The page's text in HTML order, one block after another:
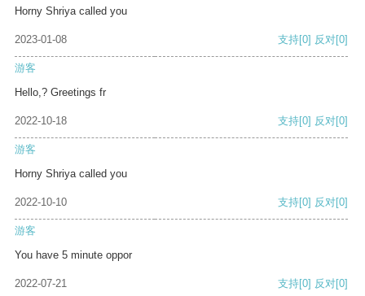
Horny Shriya called you
2023-01-08 支持[0] 反对[0]
游客
Hello,? Greetings fr
2022-10-18 支持[0] 反对[0]
游客
Horny Shriya called you
2022-10-10 支持[0] 反对[0]
游客
You have 5 minute oppor
2022-07-21 支持[0] 反对[0]